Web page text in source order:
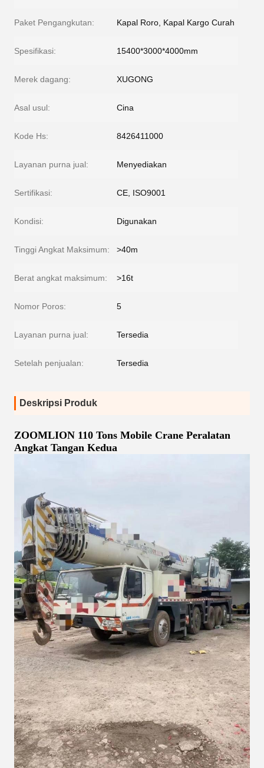
Paket Pengangkutan: Kapal Roro, Kapal Kargo Curah
Spesifikasi: 15400*3000*4000mm
Merek dagang: XUGONG
Asal usul: Cina
Kode Hs: 8426411000
Layanan purna jual: Menyediakan
Sertifikasi: CE, ISO9001
Kondisi: Digunakan
Tinggi Angkat Maksimum: >40m
Berat angkat maksimum: >16t
Nomor Poros: 5
Layanan purna jual: Tersedia
Setelah penjualan: Tersedia
Deskripsi Produk
ZOOMLION 110 Tons Mobile Crane Peralatan
Angkat Tangan Kedua